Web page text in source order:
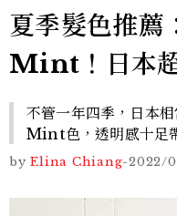
夏季髮色推
Mint！日本
不管一年四季，日本
Mint色，透明感十足
by Elina Chiang-2022/